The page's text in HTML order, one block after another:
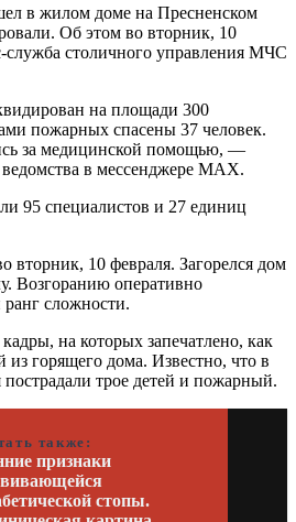
в жилом доме на Пресненском
Об этом во вторник, 10
служба столичного управления МЧС
на площади 300
пожарных спасены 37 человек.
за медицинской помощью, —
в мессенджере MAX.
95 специалистов и 27 единиц
вторник, 10 февраля. Загорелся дом
Возгоранию оперативно
сложности.
на которых запечатлено, как
горящего дома. Известно, что в
пострадали трое детей и пожарный.
также:
признаки
стопы.